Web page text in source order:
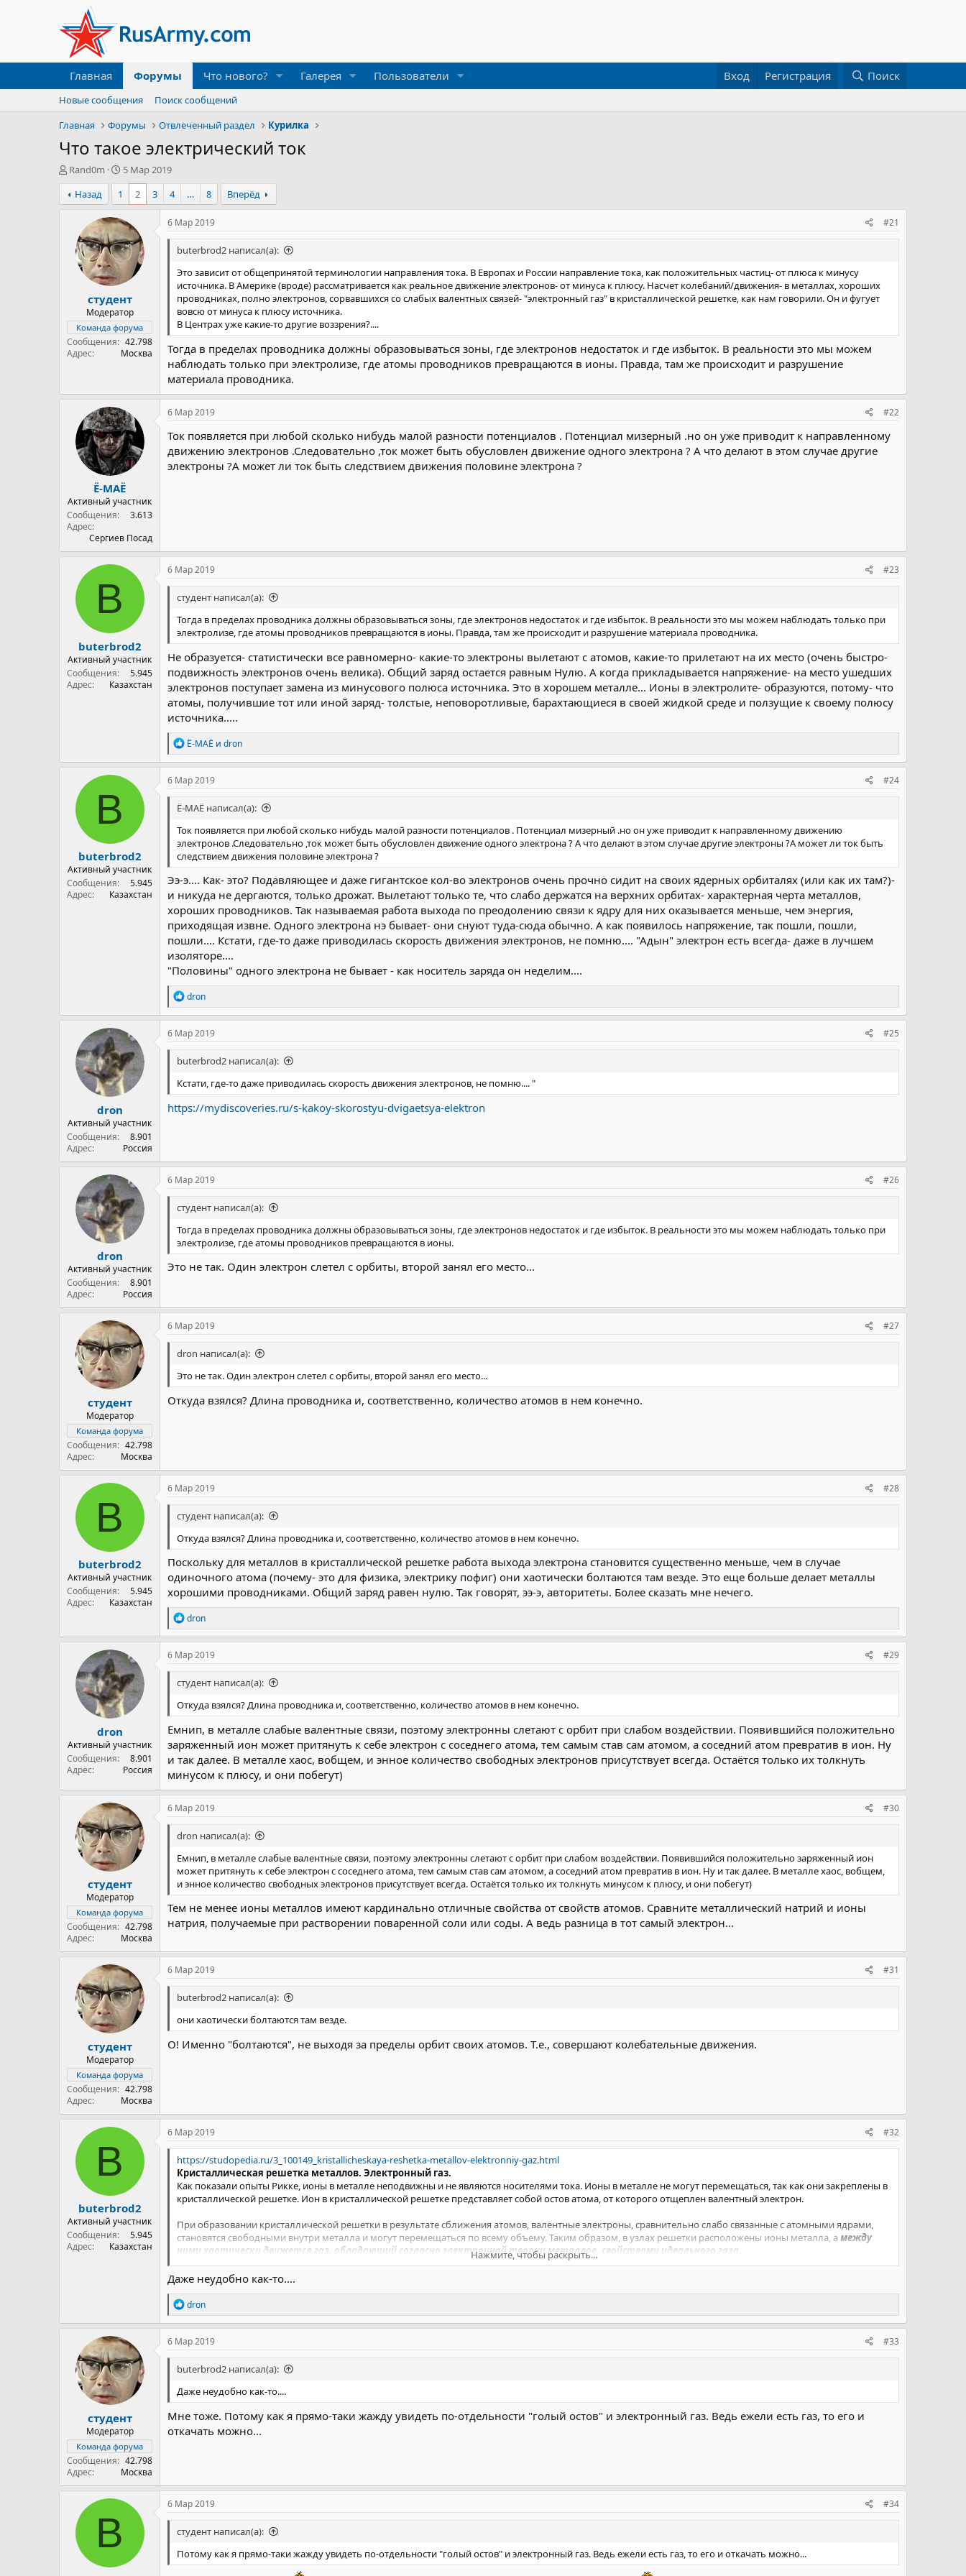
Главная Форумы Что нового? Галерея Пользователи Вход Регистрация Поиск
Новые сообщения
Поиск сообщений
Главная
Форумы Отвлеченный раздел Курилка
Что такое электрический ток
А
в
т
о
Rand0m
Д
а
а
н
а
ч
а
л
а
5 Мар 2019
Назад
1 2 3 4 … 8 Вперёд
студент
Модератор
Команда форума
Сообщения
42.798
Адрес
Москва
6 Мар 2019 #21
buterbrod2 написал(а):
Это зависит от общепринятой терминологии направления тока. В Европах и России направление тока, как положительных частиц- от плюса к минусу
источника. В Америке (вроде) рассматривается как реальное движение электронов- от минуса к плюсу. Насчет колебаний/движения- в металлах, хороших
проводниках, полно электронов, сорвавшихся со слабых валентных связей- "электронный газ" в кристаллической решетке, как нам говорили. Он и фугует
вовсю от минуса к плюсу источника.
В Центрах уже какие-то другие воззрения?....
Тогда в пределах проводника должны образовываться зоны, где электронов недостаток и где избыток. В реальности это мы можем
наблюдать только при электролизе, где атомы проводников превращаются в ионы. Правда, там же происходит и разрушение
материала проводника.
Ё-МАЁ
Активный участник
Сообщения
3.613
Адрес
Сергиев Посад
6 Мар 2019 #22
Ток появляется при любой сколько нибудь малой разности потенциалов . Потенциал мизерный .но он уже приводит к направленному
движению электронов .Следовательно ,ток может быть обусловлен движение одного электрона ? А что делают в этом случае другие
электроны ?А может ли ток быть следствием движения половине электрона ?
B
buterbrod2
Активный участник
Сообщения
5.945
Адрес
Казахстан
6 Мар 2019 #23
студент написал(а):
Тогда в пределах проводника должны образовываться зоны, где электронов недостаток и где избыток. В реальности это мы можем наблюдать только при
электролизе, где атомы проводников превращаются в ионы. Правда, там же происходит и разрушение материала проводника.
Не образуется- статистически все равномерно- какие-то электроны вылетают с атомов, какие-то прилетают на их место (очень быстро-
подвижность электронов очень велика). Общий заряд остается равным Нулю. А когда прикладывается напряжение- на место ушедших
электронов поступает замена из минусового полюса источника. Это в хорошем металле... Ионы в электролите- образуются, потому- что
атомы, получившие тот или иной заряд- толстые, неповоротливые, барахтающиеся в своей жидкой среде и ползущие к своему полюсу
источника.....
Р
е
а
к
ц
и
Ё-МАЁ и dron
B
buterbrod2
Активный участник
Сообщения
5.945
Адрес
Казахстан
6 Мар 2019 #24
Ё-МАЁ написал(а):
Ток появляется при любой сколько нибудь малой разности потенциалов . Потенциал мизерный .но он уже приводит к направленному движению
электронов .Следовательно ,ток может быть обусловлен движение одного электрона ? А что делают в этом случае другие электроны ?А может ли ток быть
следствием движения половине электрона ?
Ээ-э.... Как- это? Подавляющее и даже гигантское кол-во электронов очень прочно сидит на своих ядерных орбиталях (или как их там?)-
и никуда не дергаются, только дрожат. Вылетают только те, что слабо держатся на верхних орбитах- характерная черта металлов,
хороших проводников. Так называемая работа выхода по преодолению связи к ядру для них оказывается меньше, чем энергия,
приходящая извне. Одного электрона нэ бывает- они снуют туда-сюда обычно. А как появилось напряжение, так пошли, пошли,
пошли.... Кстати, где-то даже приводилась скорость движения электронов, не помню.... "Адын" электрон есть всегда- даже в лучшем
изоляторе....
"Половины" одного электрона не бывает - как носитель заряда он неделим....
Р
е
а
к
ц
и
dron
dron
Активный участник
Сообщения
8.901
Адрес
Россия
6 Мар 2019 #25
buterbrod2 написал(а):
Кстати, где-то даже приводилась скорость движения электронов, не помню.... "
https://mydiscoveries.ru/s-kakoy-skorostyu-dvigaetsya-elektron
dron
Активный участник
Сообщения
8.901
Адрес
Россия
6 Мар 2019 #26
студент написал(а):
Тогда в пределах проводника должны образовываться зоны, где электронов недостаток и где избыток. В реальности это мы можем наблюдать только при
электролизе, где атомы проводников превращаются в ионы.
Это не так. Один электрон слетел с орбиты, второй занял его место...
студент
Модератор
Команда форума
Сообщения
42.798
Адрес
Москва
6 Мар 2019 #27
dron написал(а):
Это не так. Один электрон слетел с орбиты, второй занял его место...
Откуда взялся? Длина проводника и, соответственно, количество атомов в нем конечно.
B
buterbrod2
Активный участник
Сообщения
5.945
Адрес
Казахстан
6 Мар 2019 #28
студент написал(а):
Откуда взялся? Длина проводника и, соответственно, количество атомов в нем конечно.
Поскольку для металлов в кристаллической решетке работа выхода электрона становится существенно меньше, чем в случае
одиночного атома (почему- это для физика, электрику пофиг) они хаотически болтаются там везде. Это еще больше делает металлы
хорошими проводниками. Общий заряд равен нулю. Так говорят, ээ-э, авторитеты. Более сказать мне нечего.
Р
е
а
к
ц
и
dron
dron
Активный участник
Сообщения
8.901
Адрес
Россия
6 Мар 2019 #29
студент написал(а):
Откуда взялся? Длина проводника и, соответственно, количество атомов в нем конечно.
Емнип, в металле слабые валентные связи, поэтому электронны слетают с орбит при слабом воздействии. Появившийся положительно
заряженный ион может притянуть к себе электрон с соседнего атома, тем самым став сам атомом, а соседний атом превратив в ион. Ну
и так далее. В металле хаос, вобщем, и энное количество свободных электронов присутствует всегда. Остаётся только их толкнуть
минусом к плюсу, и они побегут)
студент
Модератор
Команда форума
Сообщения
42.798
Адрес
Москва
6 Мар 2019 #30
dron написал(а):
Емнип, в металле слабые валентные связи, поэтому электронны слетают с орбит при слабом воздействии. Появившийся положительно заряженный ион
может притянуть к себе электрон с соседнего атома, тем самым став сам атомом, а соседний атом превратив в ион. Ну и так далее. В металле хаос, вобщем,
и энное количество свободных электронов присутствует всегда. Остаётся только их толкнуть минусом к плюсу, и они побегут)
Тем не менее ионы металлов имеют кардинально отличные свойства от свойств атомов. Сравните металлический натрий и ионы
натрия, получаемые при растворении поваренной соли или соды. А ведь разница в тот самый электрон...
студент
Модератор
Команда форума
Сообщения
42.798
Адрес
Москва
6 Мар 2019 #31
buterbrod2 написал(а):
они хаотически болтаются там везде.
О! Именно "болтаются", не выходя за пределы орбит своих атомов. Т.е., совершают колебательные движения.
B
buterbrod2
Активный участник
Сообщения
5.945
Адрес
Казахстан
6 Мар 2019 #32
https://studopedia.ru/3_100149_kristallicheskaya-reshetka-metallov-elektronniy-gaz.html
Кристаллическая решетка металлов. Электронный газ.
Как показали опыты Рикке, ионы в металле неподвижны и не являются носителями тока. Ионы в металле не могут перемещаться, так как они закреплены в
кристаллической решетке. Ион в кристаллической решетке представляет собой остов атома, от которого отщеплен валентный электрон.
При образовании кристаллической решетки в результате сближения атомов, валентные электроны, сравнительно слабо связанные с атомными ядрами,
становятся свободными внутри металла и могут перемещаться по всему объему. Таким образом, в узлах решетки расположены ионы металла, а между
ними хаотически движется газ, обладающий согласно электронной теории металлов, свойствами идеального газа.
И т.д. и т.п.
Нажмите, чтобы раскрыть...
Даже неудобно как-то....
Р
е
а
к
ц
и
dron
студент
Модератор
Команда форума
Сообщения
42.798
Адрес
Москва
6 Мар 2019 #33
buterbrod2 написал(а):
Даже неудобно как-то....
Мне тоже. Потому как я прямо-таки жажду увидеть по-отдельности "голый остов" и электронный газ. Ведь ежели есть газ, то его и
откачать можно...
B
6 Мар 2019 #34
студент написал(а):
Потому как я прямо-таки жажду увидеть по-отдельности "голый остов" и электронный газ. Ведь ежели есть газ, то его и откачать можно...